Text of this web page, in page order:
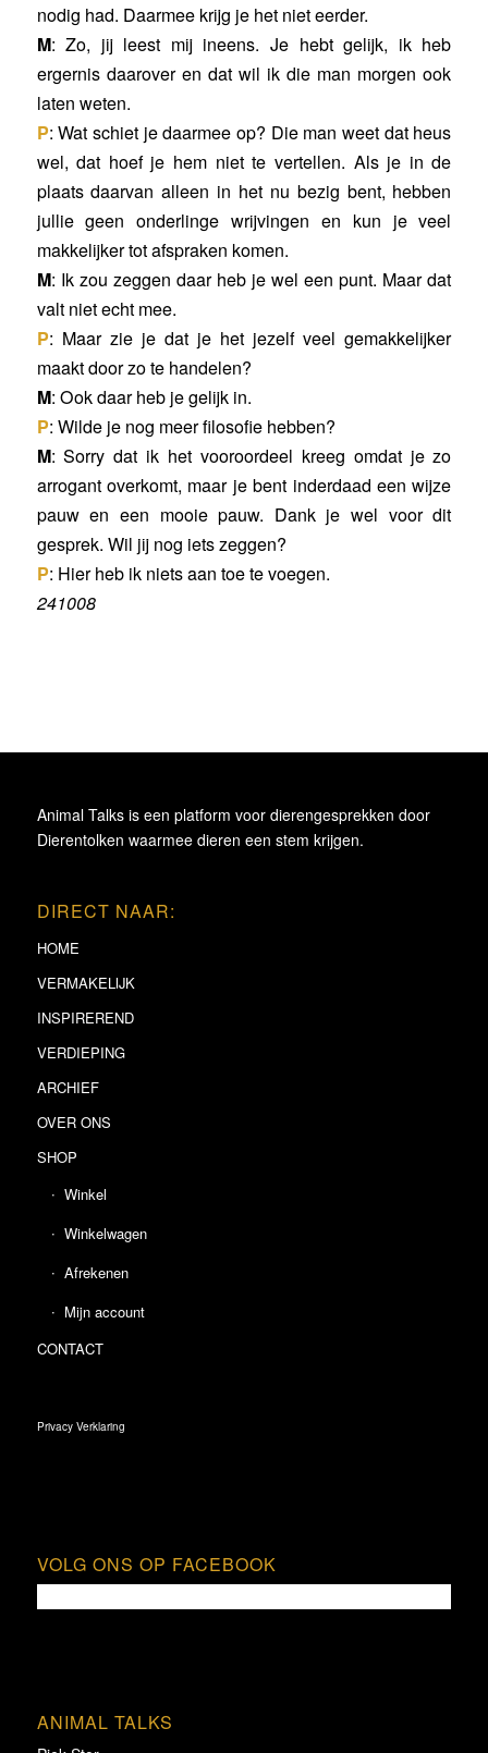
nodig had. Daarmee krijg je het niet eerder.
M: Zo, jij leest mij ineens. Je hebt gelijk, ik heb
ergernis daarover en dat wil ik die man morgen ook
laten weten.
P: Wat schiet je daarmee op? Die man weet dat heus
wel, dat hoef je hem niet te vertellen. Als je in de
plaats daarvan alleen in het nu bezig bent, hebben
jullie geen onderlinge wrijvingen en kun je veel
makkelijker tot afspraken komen.
M: Ik zou zeggen daar heb je wel een punt. Maar dat
valt niet echt mee.
P: Maar zie je dat je het jezelf veel gemakkelijker
maakt door zo te handelen?
M: Ook daar heb je gelijk in.
P: Wilde je nog meer filosofie hebben?
M: Sorry dat ik het vooroordeel kreeg omdat je zo
arrogant overkomt, maar je bent inderdaad een wijze
pauw en een mooie pauw. Dank je wel voor dit
gesprek. Wil jij nog iets zeggen?
P: Hier heb ik niets aan toe te voegen.
241008
Animal Talks is een platform voor dierengesprekken door
Dierentolken waarmee dieren een stem krijgen.
DIRECT NAAR:
HOME
VERMAKELIJK
INSPIREREND
VERDIEPING
ARCHIEF
OVER ONS
SHOP
Winkel
Winkelwagen
Afrekenen
Mijn account
CONTACT
Privacy Verklaring
VOLG ONS OP FACEBOOK
ANIMAL TALKS